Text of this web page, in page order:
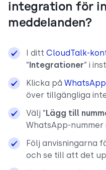
integration för
meddelanden?
I ditt CloudTalk-
”Integrationer” i
Klicka på
över tillgängliga
Välj ”Lägg till
WhatsApp-
Följ anvisningarna
och se till att det